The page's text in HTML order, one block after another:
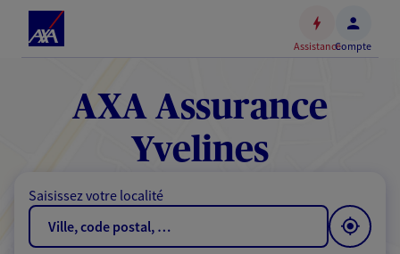
Accéder
contenu
principal
Accéder
au
de
AssistanceCompte
AXA Assurance
Yvelines
Saisissez votre localité